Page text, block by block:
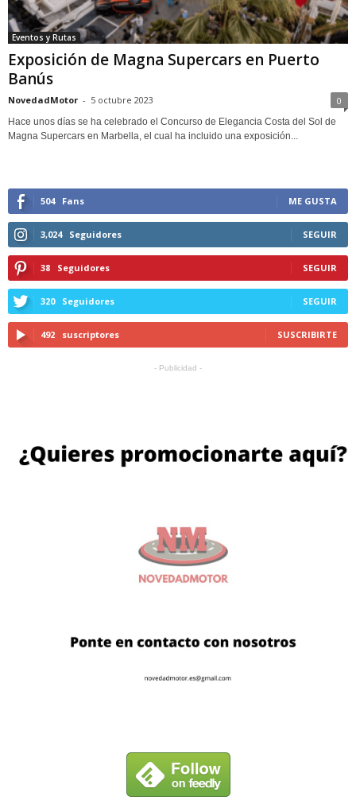
Eventos y Rutas
Exposición de Magna Supercars en Puerto
Banús
NovedadMotor - 5 octubre 2023 0
Hace unos días se ha celebrado el Concurso de Elegancia Costa del Sol de
Magna Supercars en Marbella, el cual ha incluido una exposición...
504 Fans ME GUSTA
3,024 Seguidores SEGUIR
38 Seguidores SEGUIR
320 Seguidores SEGUIR
492 suscriptores SUSCRIBIRTE
- Publicidad -